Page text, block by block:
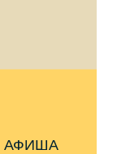
АФИША